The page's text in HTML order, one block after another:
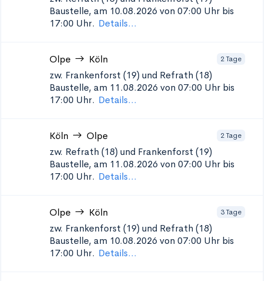
Baustelle, am 10.08.2026 von 07:00 Uhr bis
17:00 Uhr. Details...
Olpe Köln 2 Tage
zw. Frankenforst (19) und Refrath (18)
Baustelle, am 11.08.2026 von 07:00 Uhr bis
17:00 Uhr. Details...
Köln Olpe 2 Tage
zw. Refrath (18) und Frankenforst (19)
Baustelle, am 11.08.2026 von 07:00 Uhr bis
17:00 Uhr. Details...
Olpe Köln 3 Tage
zw. Frankenforst (19) und Refrath (18)
Baustelle, am 10.08.2026 von 07:00 Uhr bis
17:00 Uhr. Details...